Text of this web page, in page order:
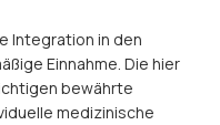
Integration in den
Einnahme. Die hier
bewährte
medizinische